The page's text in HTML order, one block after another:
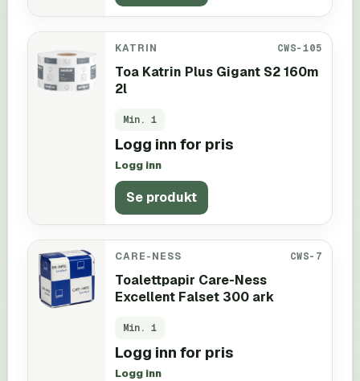
KATRIN CWS-105
Toa Katrin Plus Gigant S2 160m
2l
Min. 1
Logg inn for pris
Logg inn
Se produkt
CARE-NESS CWS-7
Toalettpapir Care-Ness
Excellent Falset 300 ark
Min. 1
Logg inn for pris
Logg inn